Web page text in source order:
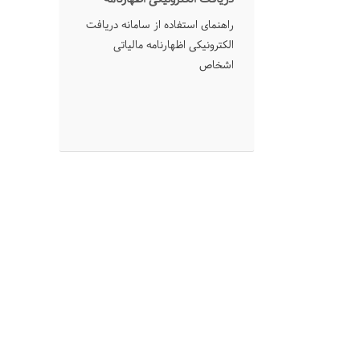
راهنمای استفاده از سامانه دریافت
الکترونیکی اظهارنامه مالیاتی
اشخاص